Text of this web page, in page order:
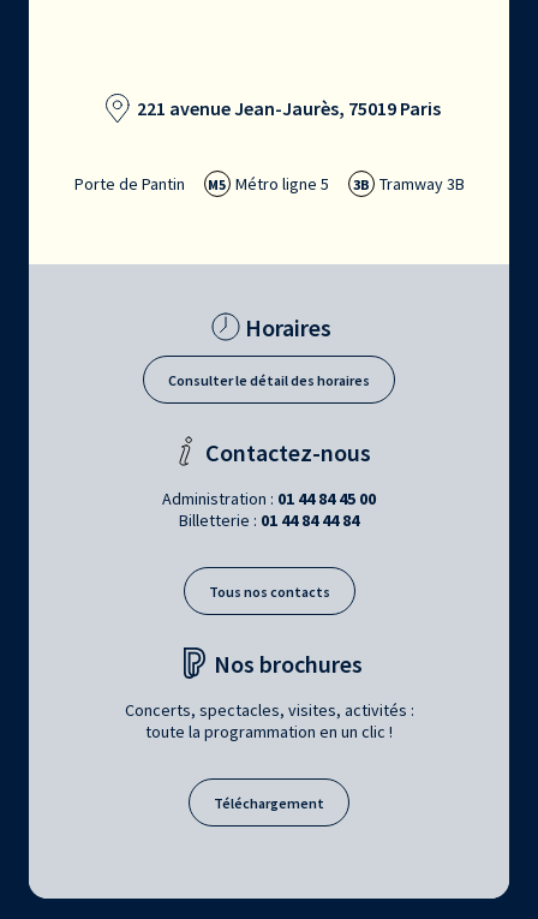
221 avenue Jean-Jaurès, 75019 Paris
Porte de Pantin M5 Métro ligne 5 3B Tramway 3B
Horaires
Consulter le détail des horaires
Contactez-nous
Administration : 01 44 84 45 00
Billetterie : 01 44 84 44 84
Tous nos contacts
Nos brochures
Concerts, spectacles, visites, activités :
toute la programmation en un clic !
Téléchargement